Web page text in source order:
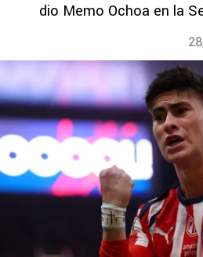
dio Memo Ochoa en la